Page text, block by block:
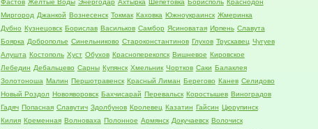
Фастов Желтые Воды Энергодар Ахтырка Шепетовка Борисполь Краснодон
Миргород Джанкой Вознесенск Токмак Каховка Южноукраинск Жмеринка
Дубно Кузнецовск Борислав Васильков Самбор Ясиноватая Ирпень Славута
Боярка Доброполье Синельниково Староконстантинов Глухов Трускавец Чугуев
Алушта Костополь Хуст Обухов Красноперекопск Вишневое Кировское
Лебедин Дебальцево Сарны Купянск Хмельник Чортков Саки Балаклея
Золотоноша Малин Першотравенск Красный Лиман Берегово Канев Селидово
Новый Роздол Новояворовск Бахчисарай Перевальск Коростышев Виноградов
Гадяч Попасная Славутич Здолбунов Кролевец Казатин Гайсин Цюрупинск
Килия Кременная Волноваха Полонное Армянск Докучаевск Волочиск